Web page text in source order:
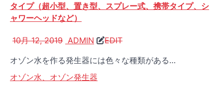
タイプ（超小型、置き型、スプレー式、携帯タイプ、シ
ャワーヘッドなど）
10月 12, 2019 ADMIN
EDIT
オゾン水を作る発生器には色々な種類がある…
オゾン水、オゾン発生器